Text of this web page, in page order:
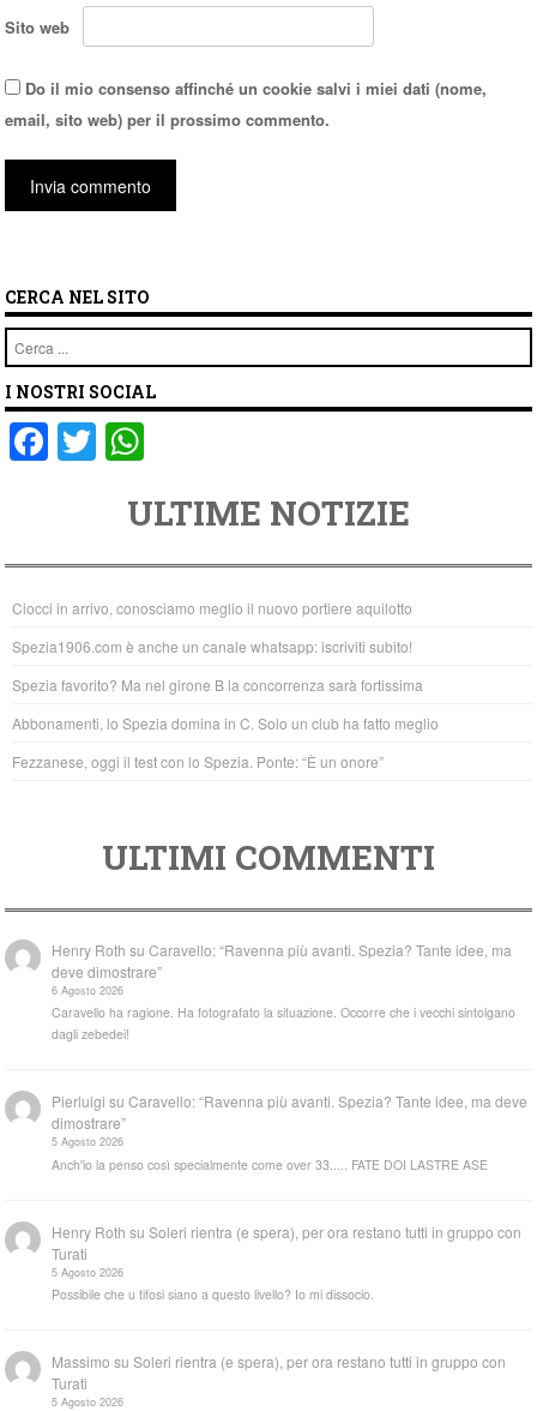
Sito web
Do il mio consenso affinché un cookie salvi i miei dati (nome,
email, sito web) per il prossimo commento.
CERCA NEL SITO
Cerca
I NOSTRI SOCIAL
F
e
b
o
o
k
T
er
at
s
A
p
p
ULTIME NOTIZIE
Ciocci in arrivo, conosciamo meglio il nuovo portiere aquilotto
Spezia1906.com è anche un canale whatsapp: iscriviti subito!
Spezia favorito? Ma nel girone B la concorrenza sarà fortissima
Abbonamenti, lo Spezia domina in C. Solo un club ha fatto meglio
Fezzanese, oggi il test con lo Spezia. Ponte: “È un onore”
ULTIMI COMMENTI
Henry Roth suCaravello: “Ravenna più avanti. Spezia? Tante idee, ma
deve dimostrare”
6 Agosto 2026
Caravello ha ragione. Ha fotografato la situazione. Occorre che i vecchi sintolgano
dagli zebedei!
Pierluigi suCaravello: “Ravenna più avanti. Spezia? Tante idee, ma deve
dimostrare”
5 Agosto 2026
Anch'io la penso così specialmente come over 33..... FATE DOI LASTRE ASE
Henry Roth suSoleri rientra (e spera), per ora restano tutti in gruppo con
Turati
5 Agosto 2026
Possibile che u tifosi siano a questo livello? Io mi dissocio.
Massimo suSoleri rientra (e spera), per ora restano tutti in gruppo con
Turati
5 Agosto 2026